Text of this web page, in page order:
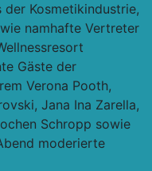
der Kosmetikindustrie,
namhafte Vertreter
Gäste der
Verona Pooth,
Jana Ina Zarella,
Schropp sowie
moderierte